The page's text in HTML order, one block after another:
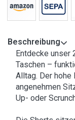
Beschreibung
Entdecke unser
Taschen –
Alltag. Der hohe
angenehmen
Up- oder